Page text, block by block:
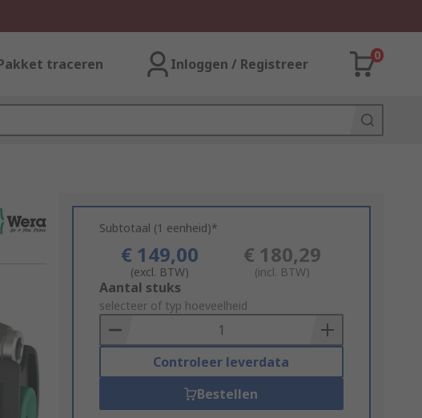
traceren Inloggen / Registreer
0
Subtotaal (1 eenheid)*
€ 149,00
(excl. BTW)
€ 180,29
(incl. BTW)
Add
to
Basket
Aantal stuks
selecteer of typ hoeveelheid
Controleer leverdata
Bestellen